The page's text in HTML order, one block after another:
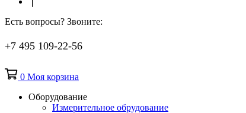
Есть вопросы? Звоните:
+7 495 109-22-56
0 Моя корзина
Оборудование
Измерительное обрудование